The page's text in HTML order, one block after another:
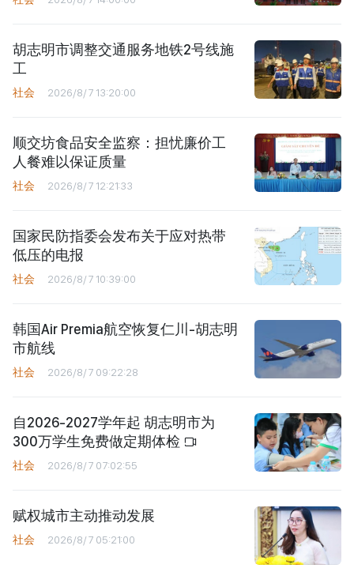
胡志明市调整交通服务地铁2号线施
工
社会 2026/8/7 13:20:00
顺交坊食品安全监察：担忧廉价工
人餐难以保证质量
社会 2026/8/7 12:21:33
国家民防指委会发布关于应对热带
低压的电报
社会 2026/8/7 10:39:00
韩国Air Premia航空恢复仁川-胡志明
市航线
社会 2026/8/7 09:22:28
自2026-2027学年起 胡志明市为
300万学生免费做定期体检
社会 2026/8/7 07:02:55
赋权城市主动推动发展
社会 2026/8/7 05:21:00